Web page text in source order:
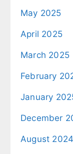
May 2025
April 2025
March 2025
February
January
December
August 2024